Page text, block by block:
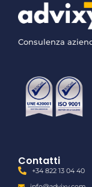
Consulenza
Contatti
+34 822 13 04 40